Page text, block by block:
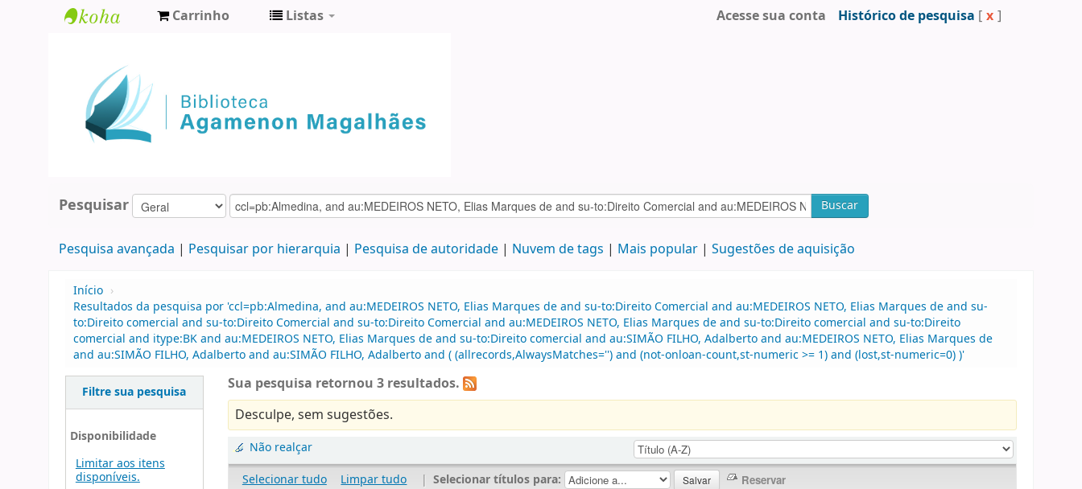
Agamenon
Magalhães
Carrinho Listas Acesse sua conta Histórico de pesquisa [ x ]
Pesquisar Buscar
Pesquisa avançada Pesquisar por hierarquia Pesquisa de autoridade Nuvem de tags Mais popular Sugestões de aquisição
Início ›
Resultados da pesquisa por 'ccl=pb:Almedina, and au:MEDEIROS NETO, Elias Marques de and su-to:Direito Comercial and au:MEDEIROS NETO, Elias Marques de and su-
to:Direito comercial and su-to:Direito Comercial and su-to:Direito Comercial and au:MEDEIROS NETO, Elias Marques de and su-to:Direito comercial and su-to:Direito
comercial and itype:BK and au:MEDEIROS NETO, Elias Marques de and su-to:Direito comercial and au:SIMÃO FILHO, Adalberto and au:MEDEIROS NETO, Elias Marques de
and au:SIMÃO FILHO, Adalberto and au:SIMÃO FILHO, Adalberto and ( (allrecords,AlwaysMatches='') and (not-onloan-count,st-numeric >= 1) and (lost,st-numeric=0) )'
Filtre sua pesquisa
Disponibilidade
Limitar aos itens
disponíveis.
Sua pesquisa retornou 3 resultados.
Desculpe, sem sugestões.
Não realçar
Selecionar tudo
Limpar tudo | Selecionar títulos para: